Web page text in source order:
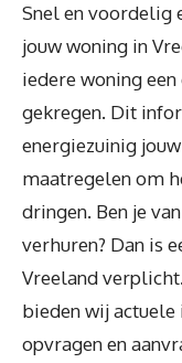
Snel en voordelig
jouw woning in
iedere woning
gekregen. Dit
energiezuinig
maatregelen om
dringen. Ben je
verhuren? Dan is
Vreeland
bieden wij
opvragen en